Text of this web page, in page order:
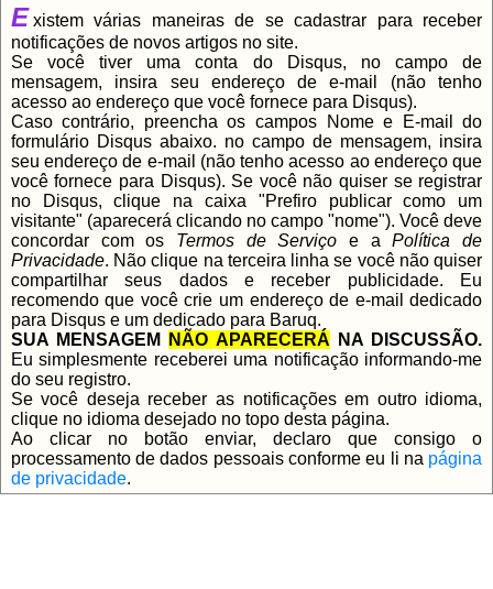
E xistem várias maneiras de se cadastrar para receber
notificações de novos artigos no site.
Se você tiver uma conta do Disqus, no campo de
mensagem, insira seu endereço de e-mail (não tenho
acesso ao endereço que você fornece para Disqus).
Caso contrário, preencha os campos Nome e E-mail do
formulário Disqus abaixo. no campo de mensagem, insira
seu endereço de e-mail (não tenho acesso ao endereço que
você fornece para Disqus). Se você não quiser se registrar
no Disqus, clique na caixa "Prefiro publicar como um
visitante" (aparecerá clicando no campo "nome"). Você deve
concordar com os Termos de Serviço e aPolítica de
Privacidade. Não clique na terceira linha se você não quiser
compartilhar seus dados e receber publicidade. Eu
recomendo que você crie um endereço de e-mail dedicado
para Disqus e um dedicado para Baruq.
SUA MENSAGEM
NÃO APARECERÁ NA DISCUSSÃO.
Eu simplesmente receberei uma notificação informando-me
do seu registro.
Se você deseja receber as notificações em outro idioma,
clique no idioma desejado no topo desta página.
Ao clicar no botão enviar, declaro que consigo o
processamento de dados pessoais conforme eu li na página
de privacidade.